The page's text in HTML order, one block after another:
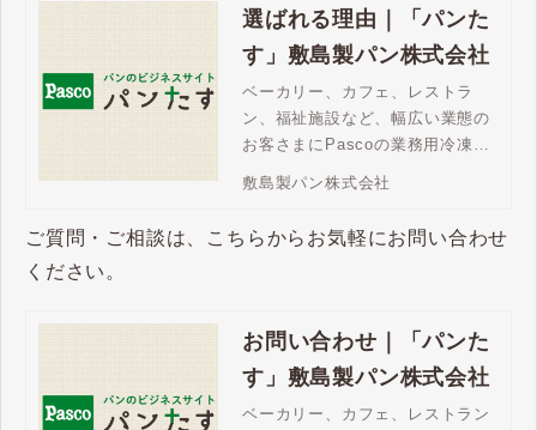
選ばれる理由｜「パンた
す」敷島製パン株式会社
ベーカリー、カフェ、レストラ
ン、福祉施設など、幅広い業態の
お客さまにPascoの業務用冷凍パ
ンが選ばれています。バラエティ
適です。
敷島製パン株式会社
ご質問・ご相談は、こちらからお気軽にお問い合わせ
ください。
お問い合わせ｜「パンた
す」敷島製パン株式会社
ベーカリー、カフェ、レストラン